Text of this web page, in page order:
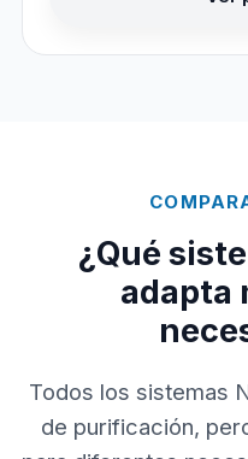
¿Qué
adapta
Todos los sistemas
de purificación,